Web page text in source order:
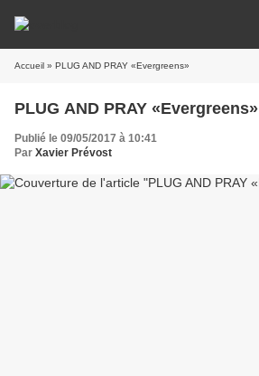
Accueil » PLUG AND PRAY «Evergreens»
PLUG AND PRAY «Evergreens»
Publié le 09/05/2017 à 10:41
Par Xavier Prévost